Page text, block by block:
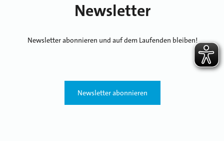
Newsletter
Newsletter abonnieren und auf dem Laufenden bleiben!
Newsletter abonnieren